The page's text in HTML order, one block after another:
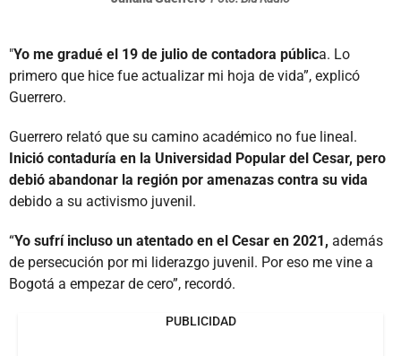
"Yo me gradué el 19 de julio de contadora pública. Lo
primero que hice fue actualizar mi hoja de vida”, explicó
Guerrero.
Guerrero relató que su camino académico no fue lineal.
Inició contaduría en la Universidad Popular del Cesar, pero
debió abandonar la región por amenazas contra su vida
debido a su activismo juvenil.
“Yo sufrí incluso un atentado en el Cesar en 2021, además
de persecución por mi liderazgo juvenil. Por eso me vine a
Bogotá a empezar de cero”, recordó.
PUBLICIDAD